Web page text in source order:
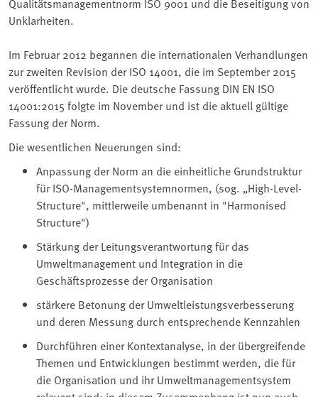
Unklarheiten.
Im Februar 2012 begannen die internationalen Verhandlungen
zur zweiten Revision der ISO 14001, die im September 2015
veröffentlicht wurde. Die deutsche Fassung DIN EN ISO
14001:2015 folgte im November und ist die aktuell gültige
Fassung der Norm.
Die wesentlichen Neuerungen sind:
Anpassung der Norm an die einheitliche Grundstruktur
für ISO-Managementsystemnormen, (sog. „High-Level-
Structure", mittlerweile umbenannt in "Harmonised
Structure")
Stärkung der Leitungsverantwortung für das
Umweltmanagement und Integration in die
Geschäftsprozesse der Organisation
stärkere Betonung der Umweltleistungsverbesserung
und deren Messung durch entsprechende Kennzahlen
Durchführen einer Kontextanalyse, in der übergreifende
Themen und Entwicklungen bestimmt werden, die für
die Organisation und ihr Umweltmanagementsystem